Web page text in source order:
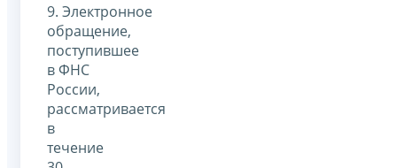
9. Электронное
обращение,
поступившее
в ФНС
России,
рассматривается
в
течение